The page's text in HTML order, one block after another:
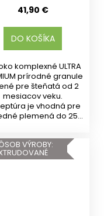
41,90 €
DO KOŠÍKA
komplexné ULTRA
prírodné granule
pre šteňatá od 2
mesiacov veku.
je vhodná pre
plemená do 25
VÝROBY: